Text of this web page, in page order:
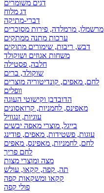
דגים משומרים
דג מלוח
דברי-מתיקה
מרשמלו, מרמלדה, פירות מסוכרים
ערכות מתנה ממתקים
דבש, ריבות, שימורים מתוקים
משחות אגוזים ושוקולד
חלבה, פסטילה
שוקולד, ברים
לחם, מאפים, קונדיטוריה מוצרים
וופלים
הדובדבן וקישוטי העוגה
מאפינס, לחמניות, קרואסונים
עוגיות, זנגוויל
בייגל, מוצרי מאפה יבשים
עוגות, פשטידות, מאפים, פודינג
לחם, לחמניות, מאפינס, מאפים
לחם פריך
מצה ומוצרי מצות
תה, קפה, קקאו, עולש
קקאו ומשקאות קפה
פולי קפה